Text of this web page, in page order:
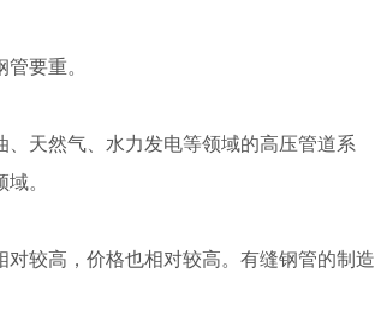
要重。
天然气、水力发电等领域的高压管道系
。
较高，价格也相对较高。有缝钢管的制造